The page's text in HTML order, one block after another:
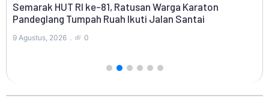
Semarak HUT RI ke-81, Ratusan Warga Karaton
Pandeglang Tumpah Ruah Ikuti Jalan Santai
9 Agustus, 2026 0